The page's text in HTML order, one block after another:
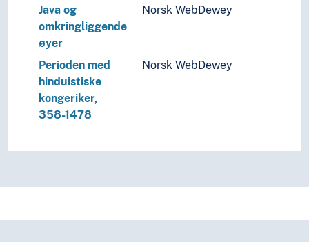
Kulturkunnskap
Kunst
Lingvistikk
Litteratur
Navn, personer og skikkelser
Næringsliv og økonomi
Pedagogikk
Samfunnsvitenskap
Tid i enheter, stadier og perioder
Java og
omkringliggende
øyer
Norsk WebDewey
Perioden med
hinduistiske
kongeriker,
358-1478
Norsk WebDewey